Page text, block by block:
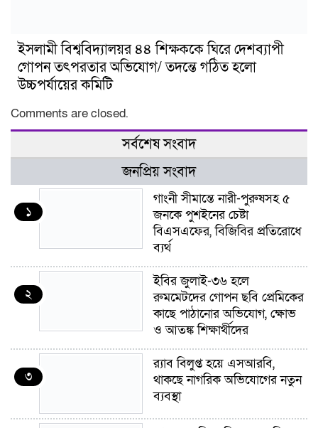
ইসলামী বিশ্ববিদ্যালয়র ৪৪ শিক্ষককে ঘিরে দেশব্যাপী
গোপন তৎপরতার অভিযোগ/ তদন্তে গঠিত হলো
উচ্চপর্যায়ের কমিটি
Comments are closed.
সর্বশেষ সংবাদ
জনপ্রিয় সংবাদ
১
গাংনী সীমান্তে নারী-পুরুষসহ ৫
জনকে পুশইনের চেষ্টা
বিএসএফের, বিজিবির প্রতিরোধে
ব্যর্থ
২
ইবির জুলাই-৩৬ হলে
রুমমেটদের গোপন ছবি প্রেমিকের
কাছে পাঠানোর অভিযোগ, ক্ষোভ
ও আতঙ্ক শিক্ষার্থীদের
৩
র‍্যাব বিলুপ্ত হয়ে এসআরবি,
থাকছে নাগরিক অভিযোগের নতুন
ব্যবস্থা